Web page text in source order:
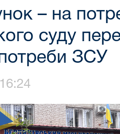
– на
суду
ЗСУ